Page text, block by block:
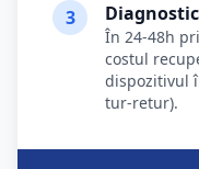
3
În 24-48h
costul
dispozitivul
tur-retur).